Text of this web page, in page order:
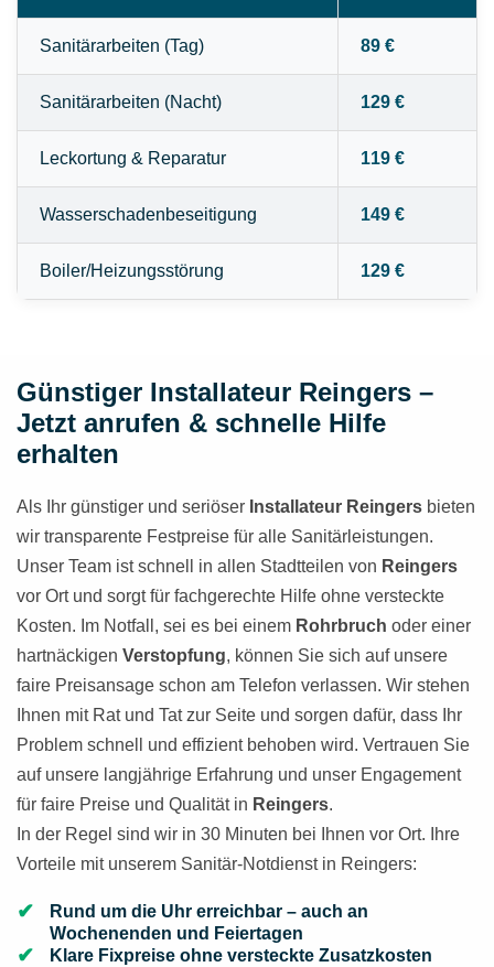
Sanitärarbeiten (Tag) 89 €
Sanitärarbeiten (Nacht) 129 €
Leckortung & Reparatur 119 €
Wasserschadenbeseitigung 149 €
Boiler/Heizungsstörung 129 €
Günstiger Installateur Reingers –
Jetzt anrufen & schnelle Hilfe
erhalten
Als Ihr günstiger und seriöser Installateur Reingers bieten
wir transparente Festpreise für alle Sanitärleistungen.
Unser Team ist schnell in allen Stadtteilen von Reingers
vor Ort und sorgt für fachgerechte Hilfe ohne versteckte
Kosten. Im Notfall, sei es bei einem Rohrbruch oder einer
hartnäckigen Verstopfung, können Sie sich auf unsere
faire Preisansage schon am Telefon verlassen. Wir stehen
Ihnen mit Rat und Tat zur Seite und sorgen dafür, dass Ihr
Problem schnell und effizient behoben wird. Vertrauen Sie
auf unsere langjährige Erfahrung und unser Engagement
für faire Preise und Qualität in Reingers.
In der Regel sind wir in 30 Minuten bei Ihnen vor Ort. Ihre
Vorteile mit unserem Sanitär-Notdienst in Reingers:
Rund um die Uhr erreichbar – auch an
Wochenenden und Feiertagen
Klare Fixpreise ohne versteckte Zusatzkosten